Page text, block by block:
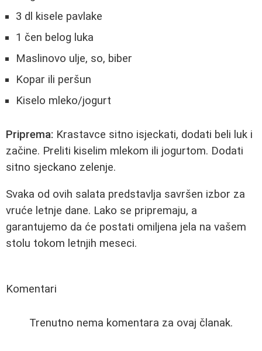
3 dl kisele pavlake
1 čen belog luka
Maslinovo ulje, so, biber
Kopar ili peršun
Kiselo mleko/jogurt
Priprema: Krastavce sitno isjeckati, dodati beli luk i
začine. Preliti kiselim mlekom ili jogurtom. Dodati
sitno sjeckano zelenje.
Svaka od ovih salata predstavlja savršen izbor za
vruće letnje dane. Lako se pripremaju, a
garantujemo da će postati omiljena jela na vašem
stolu tokom letnjih meseci.
Komentari
Trenutno nema komentara za ovaj članak.